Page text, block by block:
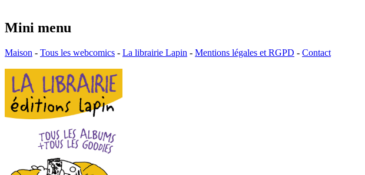
Mini menu
Maison - Tous les webcomics - La librairie Lapin - Mentions légales et RGPD - Contact